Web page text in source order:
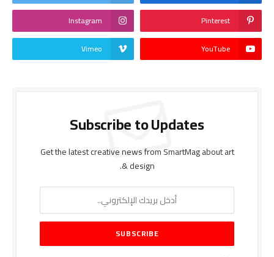
Pinterest
Instagram
YouTube
Vimeo
Subscribe to Updates
Get the latest creative news from SmartMag about art
& design.